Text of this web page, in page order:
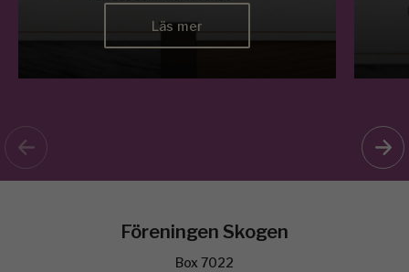
Läs mer
Föreningen Skogen
Box 7022